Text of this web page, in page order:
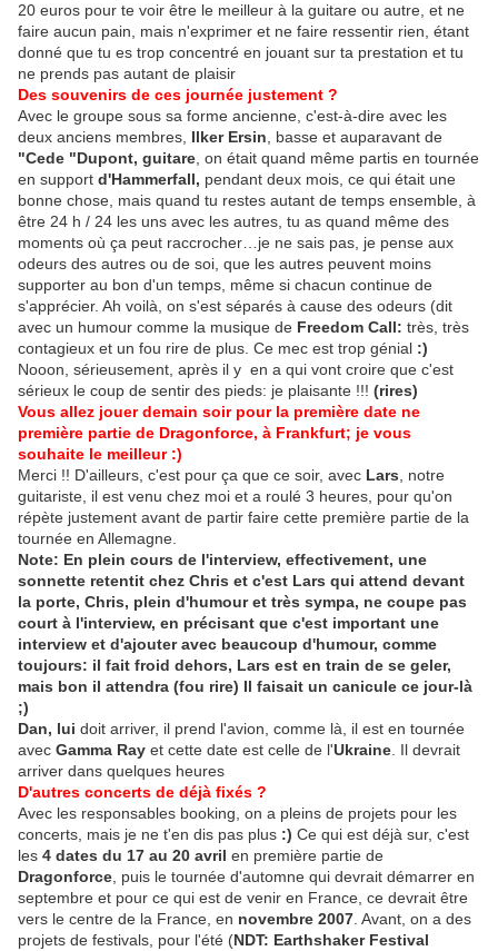
20 euros pour te voir être le meilleur à la guitare ou autre, et ne
faire aucun pain, mais n'exprimer et ne faire ressentir rien, étant
donné que tu es trop concentré en jouant sur ta prestation et tu
ne prends pas autant de plaisir
Des souvenirs de ces journée justement ?
Avec le groupe sous sa forme ancienne, c'est-à-dire avec les
deux anciens membres, Ilker Ersin , basse et auparavant de
"Cede "Dupont, guitare , on était quand même partis en tournée
en support d'Hammerfall, pendant deux mois, ce qui était une
bonne chose, mais quand tu restes autant de temps ensemble, à
être 24 h / 24 les uns avec les autres, tu as quand même des
moments où ça peut raccrocher…je ne sais pas, je pense aux
odeurs des autres ou de soi, que les autres peuvent moins
supporter au bon d'un temps, même si chacun continue de
s'apprécier. Ah voilà, on s'est séparés à cause des odeurs (dit
avec un humour comme la musique de Freedom Call: très, très
contagieux et un fou rire de plus. Ce mec est trop génial :)
Nooon, sérieusement, après il y en a qui vont croire que c'est
sérieux le coup de sentir des pieds: je plaisante !!! (rires)
Vous allez jouer demain soir pour la première date ne
première partie de Dragonforce, à Frankfurt; je vous
souhaite le meilleur :)
Merci !! D'ailleurs, c'est pour ça que ce soir, avec Lars , notre
guitariste, il est venu chez moi et a roulé 3 heures, pour qu'on
répète justement avant de partir faire cette première partie de la
tournée en Allemagne.
Note: En plein cours de l'interview, effectivement, une
sonnette retentit chez Chris et c'est Lars qui attend devant
la porte, Chris, plein d'humour et très sympa, ne coupe pas
court à l'interview, en précisant que c'est important une
interview et d'ajouter avec beaucoup d'humour, comme
toujours: il fait froid dehors, Lars est en train de se geler,
mais bon il attendra (fou rire) Il faisait un canicule ce jour-là
;)
Dan, lui doit arriver, il prend l'avion, comme là, il est en tournée
avec Gamma Ray et cette date est celle de l'Ukraine . Il devrait
arriver dans quelques heures
D'autres concerts de déjà fixés ?
Avec les responsables booking, on a pleins de projets pour les
concerts, mais je ne t'en dis pas plus :) Ce qui est déjà sur, c'est
les 4 dates du 17 au 20 avril en première partie de
Dragonforce , puis le tournée d'automne qui devrait démarrer en
septembre et pour ce qui est de venir en France, ce devrait être
vers le centre de la France, en novembre 2007 . Avant, on a des
projets de festivals, pour l'été (NDT: Earthshaker Festival